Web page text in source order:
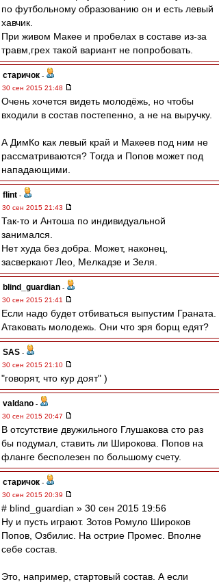
по футбольному образованию он и есть левый
хавчик.
При живом Макее и пробелах в составе из-за
травм,грех такой вариант не попробовать.
старичок -
30 сен 2015 21:48
Очень хочется видеть молодёжь, но чтобы
входили в состав постепенно, а не на выручку.
А ДимКо как левый край и Макеев под ним не
рассматриваются? Тогда и Попов может под
нападающими.
flint -
30 сен 2015 21:43
Так-то и Антоша по индивидуальной
занимался.
Нет худа без добра. Может, наконец,
засверкают Лео, Мелкадзе и Зеля.
blind_guardian -
30 сен 2015 21:41
Если надо будет отбиваться выпустим Граната.
Атаковать молодежь. Они что зря борщ едят?
SAS -
30 сен 2015 21:10
"говорят, что кур доят" )
valdano -
30 сен 2015 20:47
В отсутствие двужильного Глушакова сто раз
бы подумал, ставить ли Широкова. Попов на
фланге бесполезен по большому счету.
старичок -
30 сен 2015 20:39
# blind_guardian » 30 сен 2015 19:56
Ну и пусть играют. Зотов Ромуло Широков
Попов, Озбилис. На острие Промес. Вполне
себе состав.
Это, например, стартовый состав. А если